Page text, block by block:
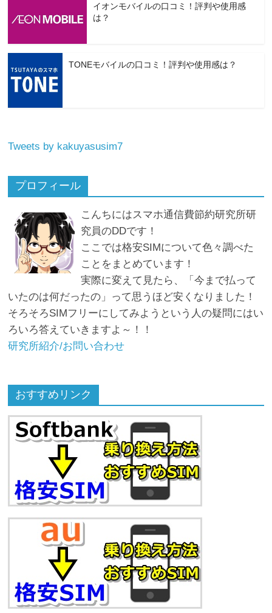
イオンモバイルの口コミ！評判や使用感
は？
TONEモバイルの口コミ！評判や使用感は？
Tweets by kakuyasusim7
プロフィール
こんちにはスマホ通信費節約研究所研
究員のDDです！
ここでは格安SIMについて色々調べた
ことをまとめています！
実際に変えて見たら、「今まで払って
いたのは何だったの」って思うほど安くなりました！
そろそろSIMフリーにしてみようという人の疑問にはい
ろいろ答えていきますよ～！！
研究所紹介/お問い合わせ
おすすめリンク